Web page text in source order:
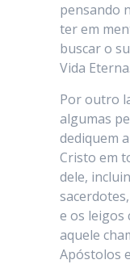
pensando
ter em
buscar o
Vida Eterna.
Por outro
algumas
dediquem
Cristo em
dele,
e os leigos
aquele
Apóstolos